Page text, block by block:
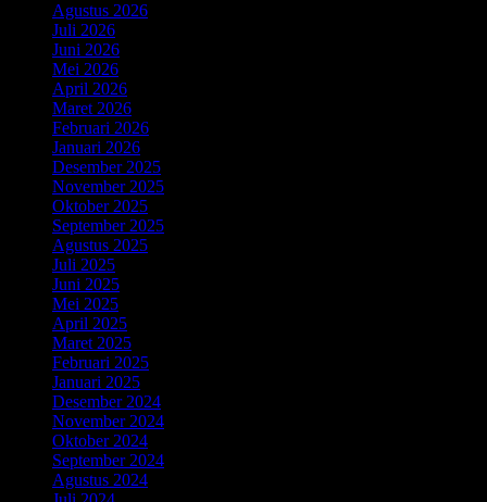
Agustus 2026
Juli 2026
Juni 2026
Mei 2026
April 2026
Maret 2026
Februari 2026
Januari 2026
Desember 2025
November 2025
Oktober 2025
September 2025
Agustus 2025
Juli 2025
Juni 2025
Mei 2025
April 2025
Maret 2025
Februari 2025
Januari 2025
Desember 2024
November 2024
Oktober 2024
September 2024
Agustus 2024